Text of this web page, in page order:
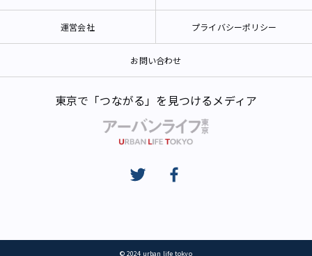
運営会社 プライバシーポリシー
お問い合わせ
東京で「つながる」を見つけるメディア
© 2024 urban life tokyo